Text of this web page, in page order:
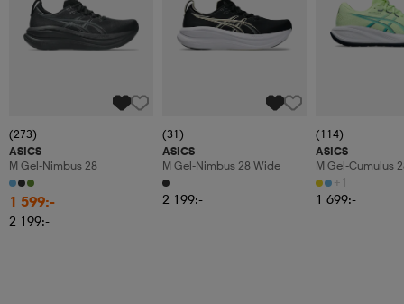
(273)
ASICS
M Gel-Nimbus 28
1 599:-
2 199:-
(31)
ASICS
M Gel-Nimbus 28 Wide
2 199:-
(114)
ASICS
M Gel-Cumulus
+1
1 699:-